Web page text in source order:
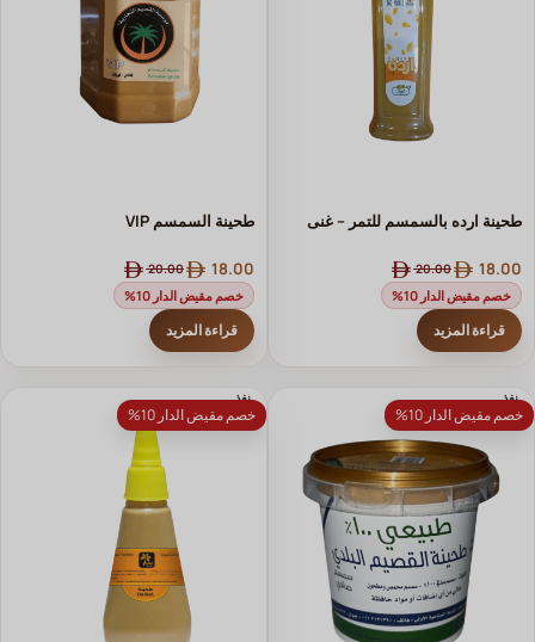
طحينة ارده بالسمسم للتمر – غنى
20.00 18.00
خصم مقيض الدار 10%
قراءة المزيد
طحينة السمسم VIP
20.00 18.00
خصم مقيض الدار 10%
قراءة المزيد
خصم مقيض الدار 10%
نفذ
خصم مقيض الدار 10%
نفذ